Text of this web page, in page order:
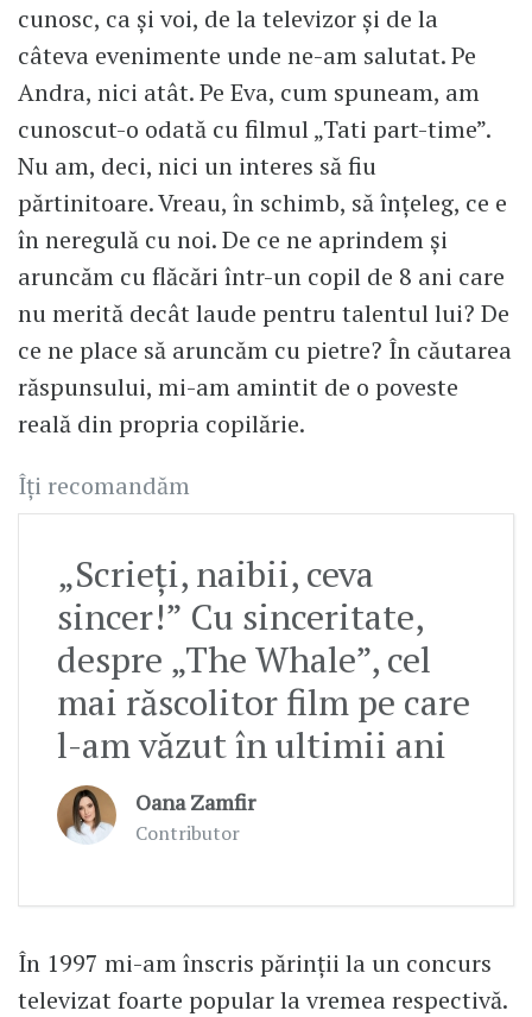
cunosc, ca și voi, de la televizor și de la
câteva evenimente unde ne-am salutat. Pe
Andra, nici atât. Pe Eva, cum spuneam, am
cunoscut-o odată cu filmul „Tati part-time”.
Nu am, deci, nici un interes să fiu
părtinitoare. Vreau, în schimb, să înțeleg, ce e
în neregulă cu noi. De ce ne aprindem și
aruncăm cu flăcări într-un copil de 8 ani care
nu merită decât laude pentru talentul lui? De
ce ne place să aruncăm cu pietre? În căutarea
răspunsului, mi-am amintit de o poveste
reală din propria copilărie.
Îți recomandăm
„Scrieți, naibii, ceva
sincer!” Cu sinceritate,
despre „The Whale”, cel
mai răscolitor film pe care
l-am văzut în ultimii ani
Oana Zamfir
Contributor
În 1997 mi-am înscris părinții la un concurs
televizat foarte popular la vremea respectivă.